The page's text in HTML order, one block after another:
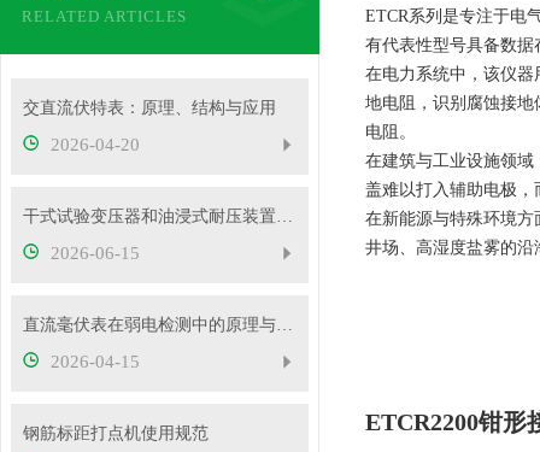
RELATED ARTICLES
交直流伏特表：原理、结构与应用
2026-04-20
干式试验变压器和油浸式耐压装置有什么区别？
2026-06-15
直流毫伏表在弱电检测中的原理与性能优势
2026-04-15
钢筋标距打点机使用规范
ETCR系列是专注于电
有代表性型号具备数
在电力系统中，该仪
地电阻，识别腐蚀接
电阻。
在建筑与工业设施领
盖难以打入辅助电极
在新能源与特殊环境
井场、高湿度盐雾的
ETCR2200钳形